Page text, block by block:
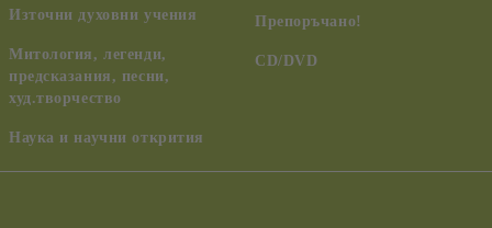
Източни духовни учения
Митология, легенди,
предсказания, песни,
худ.творчество
Наука и научни открития
Препоръчано!
CD/DVD